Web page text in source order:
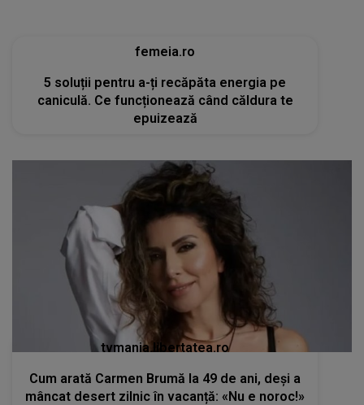
femeia.ro
5 soluții pentru a-ți recăpăta energia pe
caniculă. Ce funcționează când căldura te
epuizează
tvmania.libertatea.ro
Cum arată Carmen Brumă la 49 de ani, deși a
mâncat desert zilnic în vacanță: «Nu e noroc!»